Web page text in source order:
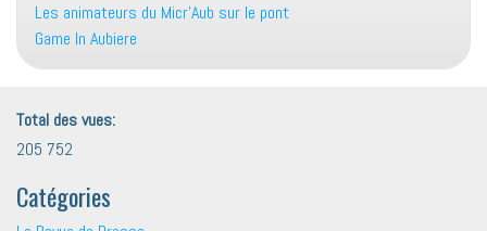
Les animateurs du Micr’Aub sur le pont
Game In Aubiere
Total des vues:
205 752
Catégories